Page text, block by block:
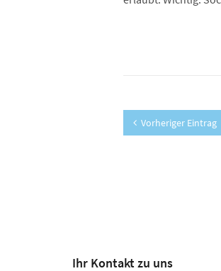
Vorheriger Eintrag
Ihr Kontakt zu uns